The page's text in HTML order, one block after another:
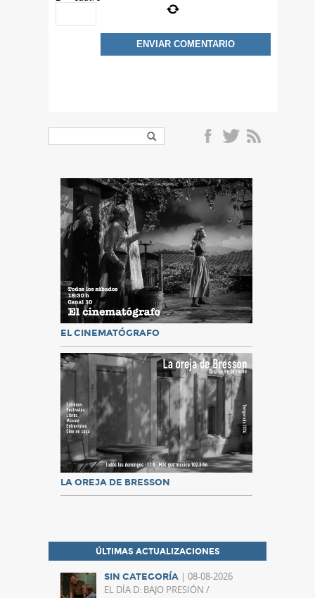
EL CINEMATÓGRAFO
LA OREJA DE BRESSON
ÚLTIMAS ACTUALIZACIONES
SIN CATEGORÍA | 08-08-2026
EL DÍA D: BAJO PRESIÓN /